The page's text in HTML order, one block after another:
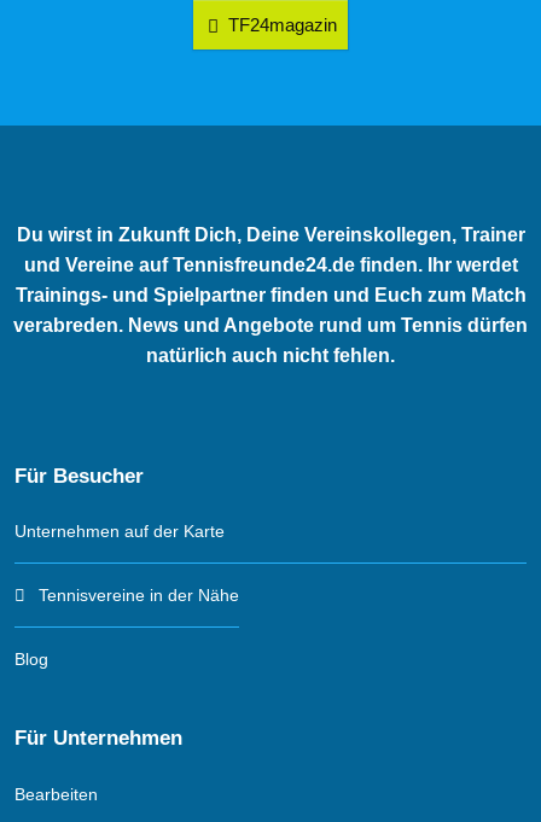
TF24magazin
Du wirst in Zukunft Dich, Deine Vereinskollegen, Trainer
und Vereine auf Tennisfreunde24.de finden. Ihr werdet
Trainings- und Spielpartner finden und Euch zum Match
verabreden. News und Angebote rund um Tennis dürfen
natürlich auch nicht fehlen.
Für Besucher
Unternehmen auf der Karte
Tennisvereine in der Nähe
Blog
Für Unternehmen
Bearbeiten